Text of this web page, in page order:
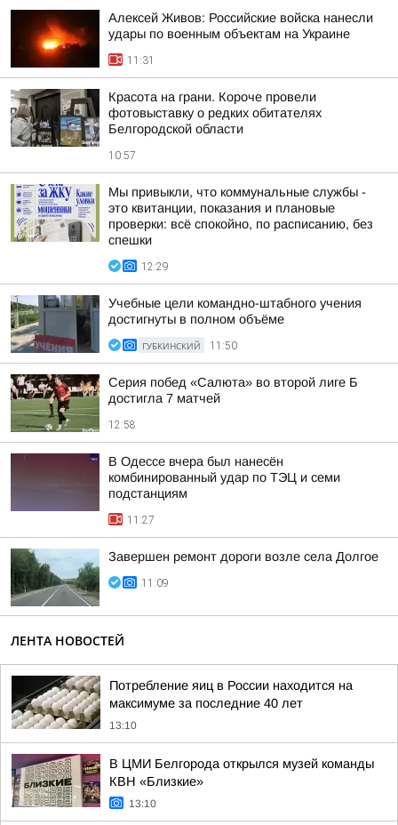
Алексей Живов: Российские войска нанесли
удары по военным объектам на Украине
11:31
Красота на грани. Короче провели
фотовыставку о редких обитателях
Белгородской области
10:57
Мы привыкли, что коммунальные службы -
это квитанции, показания и плановые
проверки: всё спокойно, по расписанию, без
спешки
12:29
Учебные цели командно-штабного учения
достигнуты в полном объёме
ГУБКИНСКИЙ 11:50
Серия побед «Салюта» во второй лиге Б
достигла 7 матчей
12:58
В Одессе вчера был нанесён
комбинированный удар по ТЭЦ и семи
подстанциям
11:27
Завершен ремонт дороги возле села Долгое
11:09
ЛЕНТА НОВОСТЕЙ
Потребление яиц в России находится на
максимуме за последние 40 лет
13:10
В ЦМИ Белгорода открылся музей команды
КВН «Близкие»
13:10